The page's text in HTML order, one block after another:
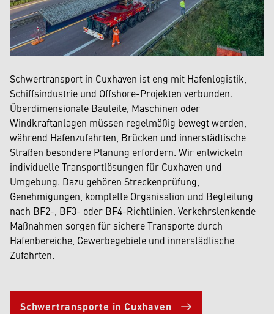
Schwertransport in Cuxhaven ist eng mit Hafenlogistik,
Schiffsindustrie und Offshore-Projekten verbunden.
Überdimensionale Bauteile, Maschinen oder
Windkraftanlagen müssen regelmäßig bewegt werden,
während Hafenzufahrten, Brücken und innerstädtische
Straßen besondere Planung erfordern. Wir entwickeln
individuelle Transportlösungen für Cuxhaven und
Umgebung. Dazu gehören Streckenprüfung,
Genehmigungen, komplette Organisation und Begleitung
nach BF2-, BF3- oder BF4-Richtlinien. Verkehrslenkende
Maßnahmen sorgen für sichere Transporte durch
Hafenbereiche, Gewerbegebiete und innerstädtische
Zufahrten.
Schwertransporte in Cuxhaven